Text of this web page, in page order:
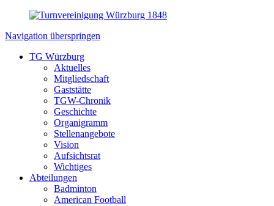
Navigation überspringen
TG Würzburg
Aktuelles
Mitgliedschaft
Gaststätte
TGW-Chronik
Geschichte
Organigramm
Stellenangebote
Vision
Aufsichtsrat
Wichtiges
Abteilungen
Badminton
American Football